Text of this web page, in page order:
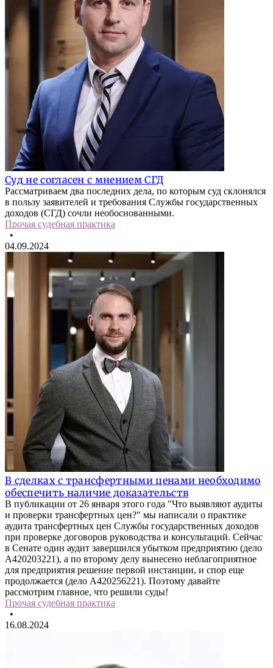
Суд не согласен с мнением СГД
Рассматриваем два последних дела, по которым суд склонялся
в пользу заявителей и требования Службы государственных
доходов (СГД) сочли необоснованными.
Прочая судебная практика
•
04.09.2024
В сделках с трансфертными ценами необходимо
обеспечить наличие доказательств
В публикации от 26 января этого года "Что выявляют аудиты
и проверки трансфертных цен?" мы написали о практике
аудита трансфертных цен Службы государственных доходов
при проверке договоров руководства и консультаций. Сейчас
в Сенате один аудит завершился убытком предприятию (дело
А420203221), а по второму делу вынесено неблагоприятное
для предприятия решение первой инстанции, и спор еще
продолжается (дело А420256221). Поэтому давайте
рассмотрим главное, что решили суды!
Прочая судебная практика
•
16.08.2024